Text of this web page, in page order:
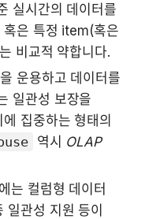
실시간의 데이터를
혹은 특정 item(혹은
비교적 약합니다.
운용하고 데이터를
일관성 보장을
집중하는 형태의
역시 OLAP
는 컬럼형 데이터
관성 지원 등이